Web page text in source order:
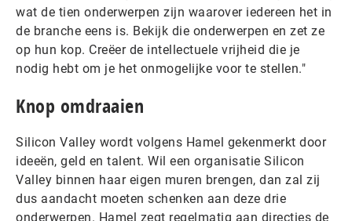
wat de tien onderwerpen zijn waarover iedereen het in
de branche eens is. Bekijk die onderwerpen en zet ze
op hun kop. Creëer de intellectuele vrijheid die je
nodig hebt om je het onmogelijke voor te stellen."
Knop omdraaien
Silicon Valley wordt volgens Hamel gekenmerkt door
ideeën, geld en talent. Wil een organisatie Silicon
Valley binnen haar eigen muren brengen, dan zal zij
dus aandacht moeten schenken aan deze drie
onderwerpen. Hamel zegt regelmatig aan directies de